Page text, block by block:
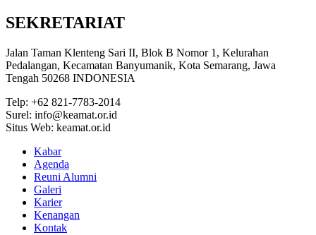
SEKRETARIAT
Jalan Taman Klenteng Sari II, Blok B Nomor 1, Kelurahan
Pedalangan, Kecamatan Banyumanik, Kota Semarang, Jawa
Tengah 50268 INDONESIA
Telp: +62 821-7783-2014
Surel: info@keamat.or.id
Situs Web: keamat.or.id
Kabar
Agenda
Reuni Alumni
Galeri
Karier
Kenangan
Kontak